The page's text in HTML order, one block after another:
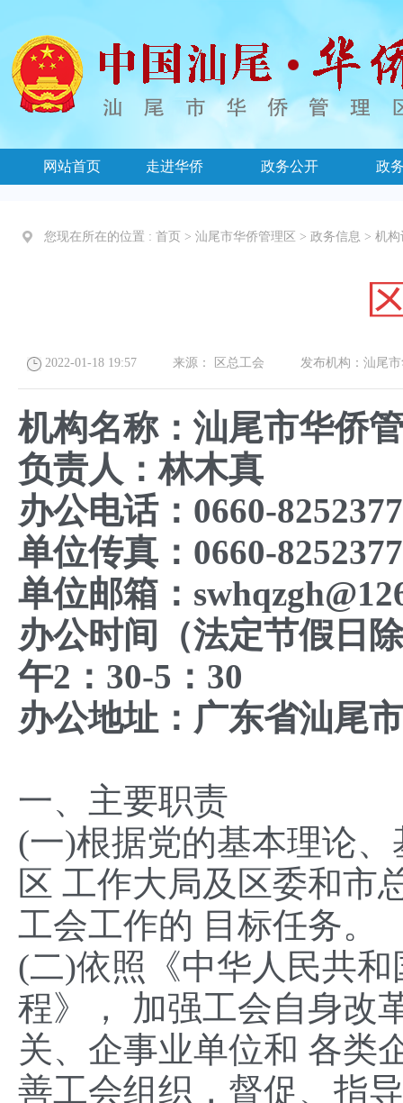
网站首页 走进华侨 政务公开 政
您现在所在的位置 : 首页 > 汕尾市华侨管理区 > 政务信息 > 机构
2022-01-18 19:57 来源： 区总工会 发布机构： 汕尾
机构名称：汕尾市华侨
负责人：林木真
办公电话：0660-8252377
单位传真：0660-8252377
单位邮箱：
办公时间（法定节假日
午2：30-5：30
办公地址：广东省汕尾
一、主要职责
(一)根据党的基本理论
区 工作大局及区委和市
工会工作的 目标任务。
(二)依照《中华人民共
程》， 加强工会自身改
关、企事业单位和 各类
善工会组织，督促、指